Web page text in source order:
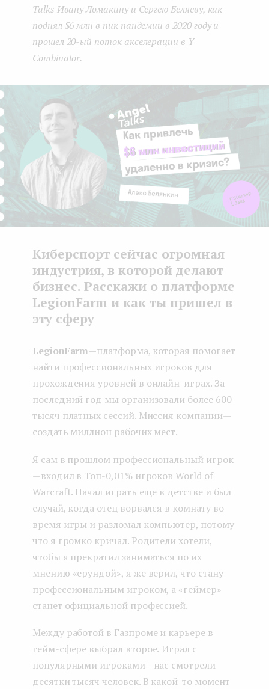
Talks Ивану Ломакину и Сергею Беляеву, как
поднял $6 млн в пик пандемии в 2020 году и
прошел 20-ый поток акселерации в Y
Combinator.
Киберспорт сейчас огромная
индустрия, в которой делают
бизнес. Расскажи о платформе
LegionFarm и как ты пришел в
эту сферу
LegionFarm— платформа, которая помогает
найти профессиональных игроков для
прохождения уровней в онлайн-играх. За
последний год мы организовали более 600
тысяч платных сессий. Миссия компании —
создать миллион рабочих мест.
Я сам в прошлом профессиональный игрок
— входил в Топ-0,01% игроков World of
Warcraft. Начал играть еще в детстве и был
случай, когда отец ворвался в комнату во
время игры и разломал компьютер, потому
что я громко кричал. Родители хотели,
чтобы я прекратил заниматься по их
мнению «ерундой», я же верил, что стану
профессиональным игроком, а «геймер»
станет официальной профессией.
Между работой в Газпроме и карьере в
гейм-сфере выбрал второе. Играл с
популярными игроками — нас смотрели
десятки тысяч человек. В какой-то момент